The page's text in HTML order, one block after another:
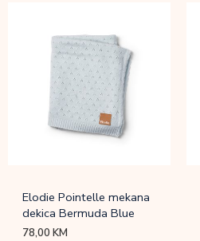
Elodie Pointelle mekana
dekica Bermuda Blue
78,00KM